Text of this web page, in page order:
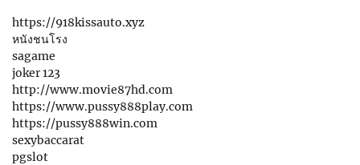
https://918kissauto.xyz
หนังชนโรง
sagame
joker 123
http://www.movie87hd.com
https://www.pussy888play.com
https://pussy888win.com
sexybaccarat
pgslot